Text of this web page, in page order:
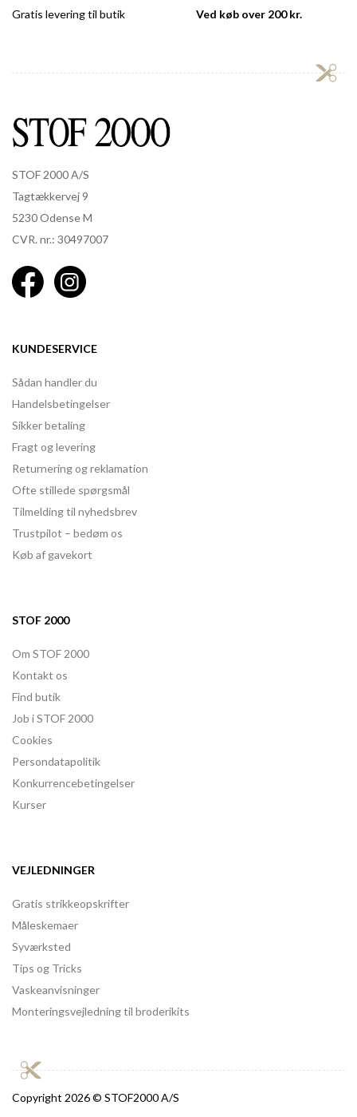
Gratis levering til butik
Ved køb over 200 kr.
STOF 2000 A/S
Tagtækkervej 9
5230 Odense M
CVR. nr.: 30497007
KUNDESERVICE
Sådan handler du
Handelsbetingelser
Sikker betaling
Fragt og levering
Returnering og reklamation
Ofte stillede spørgsmål
Tilmelding til nyhedsbrev
Trustpilot – bedøm os
Køb af gavekort
STOF 2000
Om STOF 2000
Kontakt os
Find butik
Job i STOF 2000
Cookies
Persondatapolitik
Konkurrencebetingelser
Kurser
VEJLEDNINGER
Gratis strikkeopskrifter
Måleskemaer
Syværksted
Tips og Tricks
Vaskeanvisninger
Monteringsvejledning til broderikits
Copyright 2026 © STOF2000 A/S